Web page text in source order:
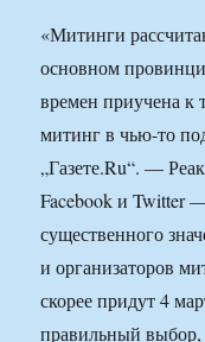
«Митинги
основном
времен приучена к
митинг в чью-то
„Газете.Ru“. —
Facebook и Twitter
существенного
и организаторов
скорее придут 4
правильный выбор,